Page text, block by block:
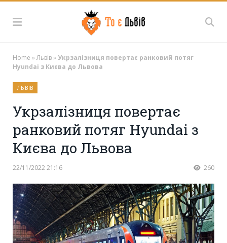
Home »Львів» Укрзалізниця повертає ранковий потяг
Hyundai з Києва до Львова
ЛЬВІВ
Укрзалізниця повертає
ранковий потяг Hyundai з
Києва до Львова
22/11/2022 21:16 260